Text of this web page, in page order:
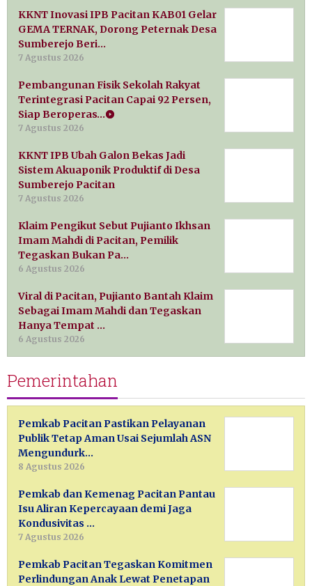
KKNT Inovasi IPB Pacitan KAB01 Gelar
GEMA TERNAK, Dorong Peternak Desa
Sumberejo Beri…
7 Agustus 2026
Pembangunan Fisik Sekolah Rakyat
Terintegrasi Pacitan Capai 92 Persen,
Siap Beroperas…
7 Agustus 2026
KKNT IPB Ubah Galon Bekas Jadi
Sistem Akuaponik Produktif di Desa
Sumberejo Pacitan
7 Agustus 2026
Klaim Pengikut Sebut Pujianto Ikhsan
Imam Mahdi di Pacitan, Pemilik
Tegaskan Bukan Pa…
6 Agustus 2026
Viral di Pacitan, Pujianto Bantah Klaim
Sebagai Imam Mahdi dan Tegaskan
Hanya Tempat …
6 Agustus 2026
Pemerintahan
Pemkab Pacitan Pastikan Pelayanan
Publik Tetap Aman Usai Sejumlah ASN
Mengundurk…
8 Agustus 2026
Pemkab dan Kemenag Pacitan Pantau
Isu Aliran Kepercayaan demi Jaga
Kondusivitas …
7 Agustus 2026
Pemkab Pacitan Tegaskan Komitmen
Perlindungan Anak Lewat Penetapan